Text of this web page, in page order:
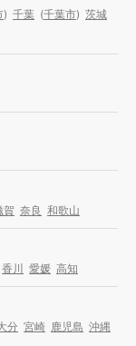
) 千葉 (千葉市) 茨城
賀 奈良 和歌山
香川 愛媛 高知
分 宮崎 鹿児島 沖縄